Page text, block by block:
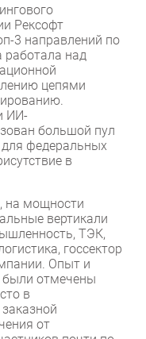
Рексофт
3 направлений по
над
цепями
ИИ-
большой пул
для федеральных
в
на мощности
вертикали
ТЭК,
госсектор
Опыт и
были отмечены
в
от